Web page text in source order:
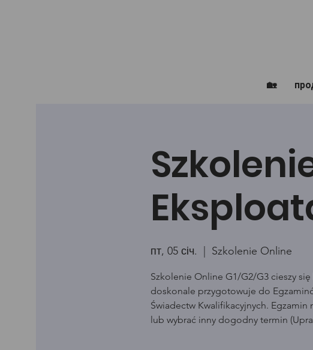
🏡
пт, 05 січ.
  |
Szkolenie Online
Szkolenie Online G1/G2/G3 cieszy
doskonale przygotowuje do
Świadectw Kwalifikacyjnych.
lub wybrać inny dogodny termin